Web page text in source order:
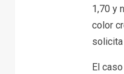
1,70 y
color
solicita
El